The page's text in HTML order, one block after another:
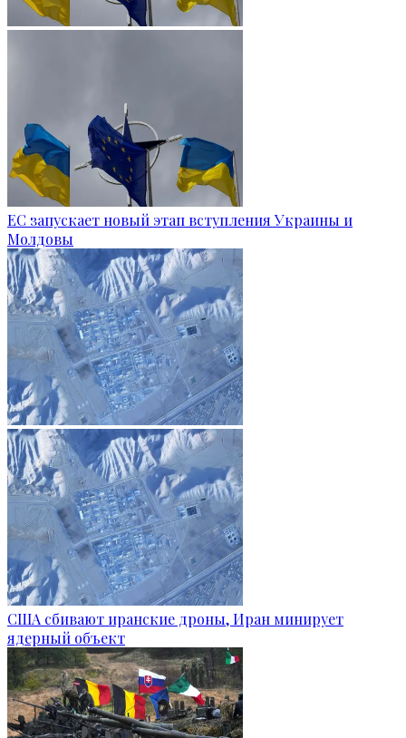
ЕС запускает новый этап вступления Украины и
Молдовы
США сбивают иранские дроны, Иран минирует
ядерный объект